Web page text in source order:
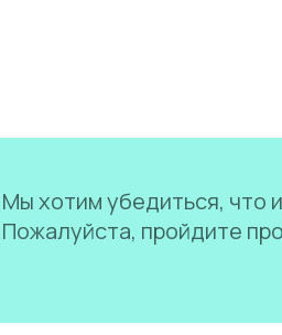
Мы хотим убедиться, что
Пожалуйста, пройдите